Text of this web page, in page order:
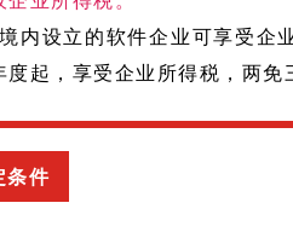
设立的软件企业可享受企
度起，享受企业所得税，两
条件